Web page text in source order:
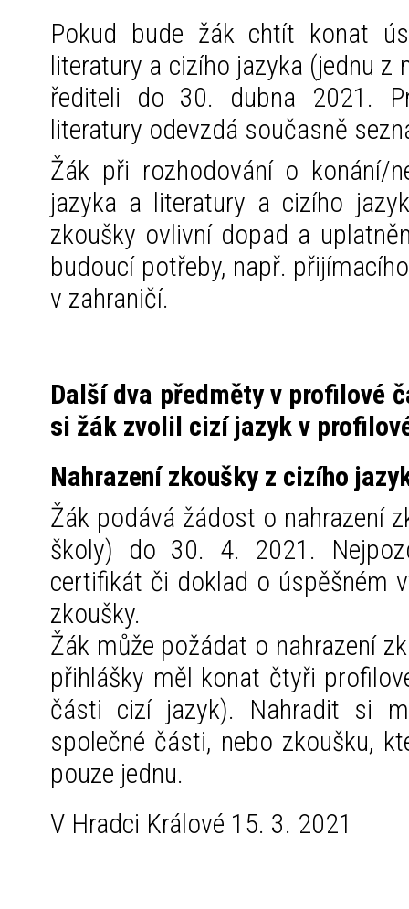
Pokud bude žák chtít konat
literatury a cizího jazyka (jednu z
řediteli do 30. dubna 2021.
literatury odevzdá současně
Žák při rozhodování o konání/
jazyka a literatury a cizího
zkoušky ovlivní dopad a
budoucí potřeby, např.
v zahraničí.
Další dva předměty v profilové
si žák zvolil cizí jazyk v
Nahrazení zkoušky z cizího
Žák podává žádost o nahrazení
školy) do 30. 4. 2021.
certifikát či doklad o úspěšném
zkoušky.
Žák může požádat o nahrazení
přihlášky měl konat čtyři
části cizí jazyk). Nahradit si
společné části, nebo zkoušku,
pouze jednu.
V Hradci Králové 15. 3.